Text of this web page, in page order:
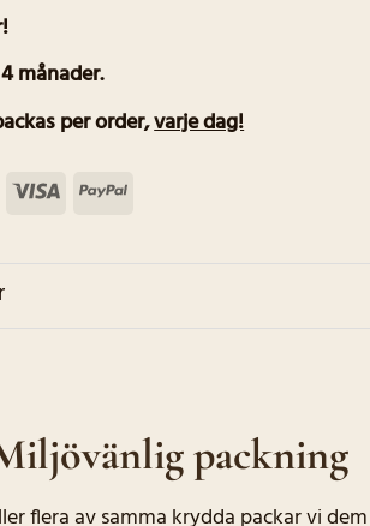
månader.
per order,varje dag!
MasterCard
Visa PayPal
packning
flera av samma krydda packar vi